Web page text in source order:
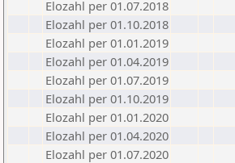
Elozahl per 01.07.2018
Elozahl per 01.10.2018
Elozahl per 01.01.2019
Elozahl per 01.04.2019
Elozahl per 01.07.2019
Elozahl per 01.10.2019
Elozahl per 01.01.2020
Elozahl per 01.04.2020
Elozahl per 01.07.2020